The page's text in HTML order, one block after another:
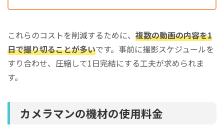
これらのコストを削減するために、 複数の動画の内容を1
日で撮り切ることが多いです。事前に撮影スケジュールを
すり合わせ、圧縮して1日完結にする工夫が求められま
す。
カメラマンの機材の使用料金